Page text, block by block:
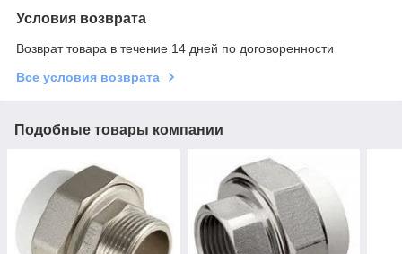
Условия возврата
Возврат товара в течение 14 дней по договоренности
Все условия возврата
Подобные товары компании